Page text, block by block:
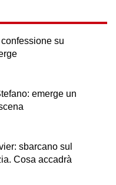
su
emerge un
sbarcano sul
Cosa accadrà